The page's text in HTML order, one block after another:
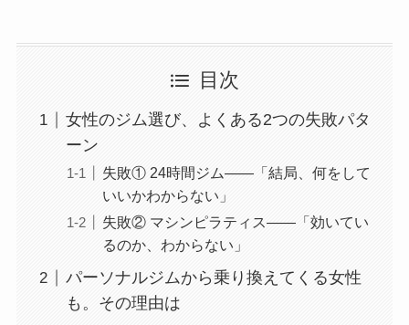
目次
女性のジム選び、よくある2つの失敗パタ
ーン
失敗① 24時間ジム——「結局、何をして
いいかわからない」
失敗② マシンピラティス——「効いてい
るのか、わからない」
パーソナルジムから乗り換えてくる女性
も。その理由は